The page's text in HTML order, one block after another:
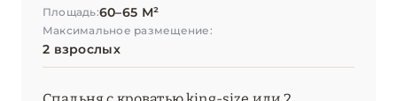
Площадь:60–65 М²
Максимальное размещение:
2 взрослых